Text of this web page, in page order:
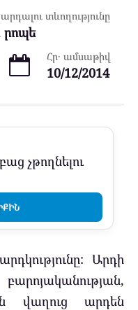
տևողությունը
րոպե
Հր․ ամսաթիվ
10/12/2014
չթողնելու
Արդի
վաղուց արդեն